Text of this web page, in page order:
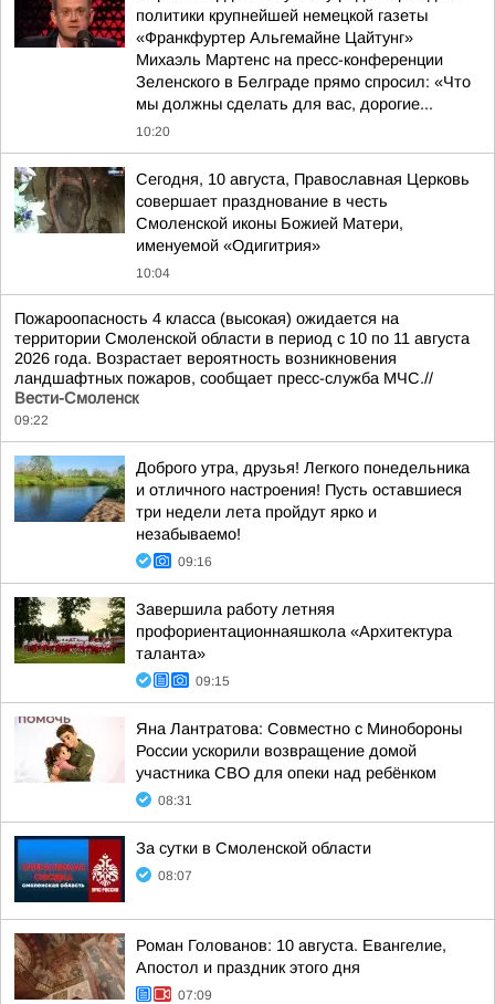
политики крупнейшей немецкой газеты
«Франкфуртер Альгемайне Цайтунг»
Михаэль Мартенс на пресс-конференции
Зеленского в Белграде прямо спросил: «Что
мы должны сделать для вас, дорогие...
10:20
Сегодня, 10 августа, Православная Церковь
совершает празднование в честь
Смоленской иконы Божией Матери,
именуемой «Одигитрия»
10:04
Пожароопасность 4 класса (высокая) ожидается на
территории Смоленской области в период с 10 по 11 августа
2026 года. Возрастает вероятность возникновения
ландшафтных пожаров, сообщает пресс-служба МЧС.//
Вести-Смоленск
09:22
Доброго утра, друзья! Легкого понедельника
и отличного настроения! Пусть оставшиеся
три недели лета пройдут ярко и
незабываемо!
09:16
Завершила работу летняя
профориентационнаяшкола «Архитектура
таланта»
09:15
Яна Лантратова: Совместно с Минобороны
России ускорили возвращение домой
участника СВО для опеки над ребёнком
08:31
За сутки в Смоленской области
08:07
Роман Голованов: 10 августа. Евангелие,
Апостол и праздник этого дня
07:09